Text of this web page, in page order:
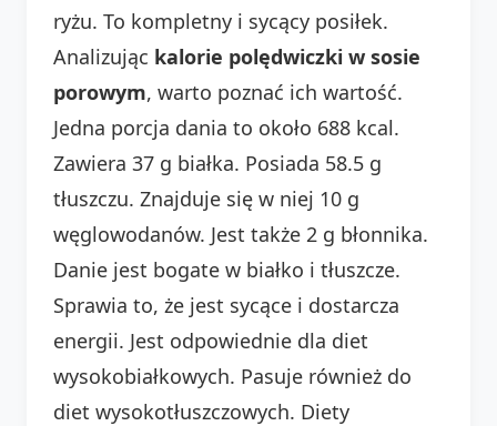
ryżu. To kompletny i sycący posiłek.
Analizując kalorie polędwiczki w sosie
porowym, warto poznać ich wartość.
Jedna porcja dania to około 688 kcal.
Zawiera 37 g białka. Posiada 58.5 g
tłuszczu. Znajduje się w niej 10 g
węglowodanów. Jest także 2 g błonnika.
Danie jest bogate w białko i tłuszcze.
Sprawia to, że jest sycące i dostarcza
energii. Jest odpowiednie dla diet
wysokobiałkowych. Pasuje również do
diet wysokotłuszczowych. Diety